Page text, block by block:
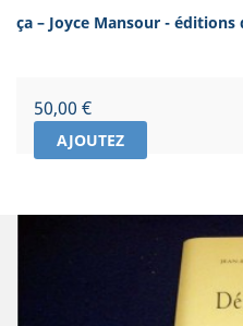
ça – Joyce Mansour - éditions
Prix
50,00 €
AJOUTEZ